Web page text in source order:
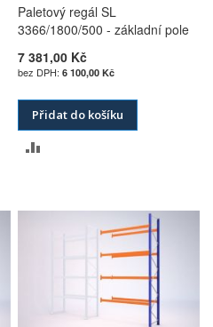
Paletový regál SL
3366/1800/500 - základní pole
7 381,00 Kč
6 100,00 Kč
Přidat do košíku
POROVNÁNÍ